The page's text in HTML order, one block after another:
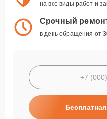
на все виды работ и
Срочный
в день обращения от